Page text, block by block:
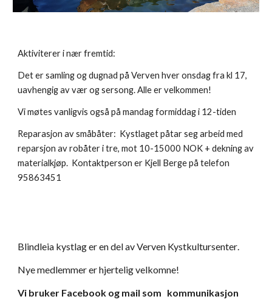
Aktiviterer i nær fremtid:
Det er samling og dugnad på Verven hver onsdag fra kl 17,
uavhengig av vær og sersong. Alle er velkommen!
Vi møtes vanligvis også på mandag formiddag i 12-tiden
Reparasjon av småbåter: Kystlaget påtar seg arbeid med
reparsjon av robåter i tre, mot 10-15000 NOK + dekning av
materialkjøp. Kontaktperson er Kjell Berge på telefon
95863451
Blindleia kystlager en del avVerven Kystkultursenter.
Nye medlemmer er hjertelig velkomne!
Vi bruker Facebook og mail som kommunikasjon